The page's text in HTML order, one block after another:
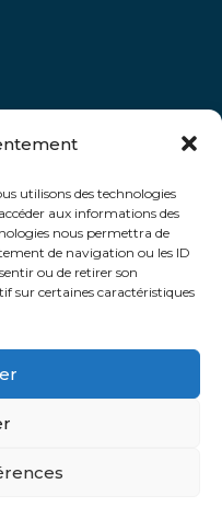
utilisons des technologies
aux informations des
nous permettra de
de navigation ou les ID
ou de retirer son
sur certaines caractéristiques
aux clubs de ping pong,
de ping pong, sacs,
ping pong, colles, nettoyants,
- Création de site internet à
Normandie |